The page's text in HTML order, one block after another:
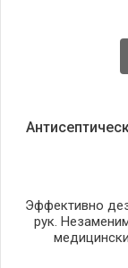
Эффективно
рук.